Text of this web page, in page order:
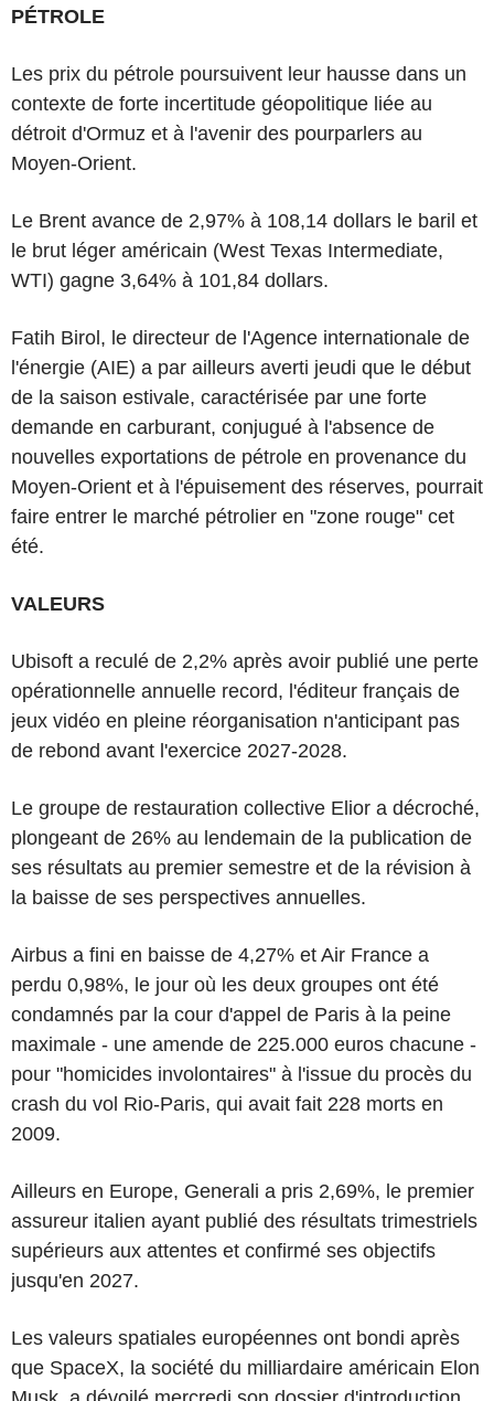
PÉTROLE
Les prix du pétrole poursuivent leur hausse dans un
contexte de forte incertitude géopolitique liée au
détroit d'Ormuz et à l'avenir des pourparlers au
Moyen-Orient.
Le Brent avance de 2,97% à 108,14 dollars le baril et
le brut léger américain (West Texas Intermediate,
WTI) gagne 3,64% à 101,84 dollars.
Fatih Birol, le directeur de l'Agence internationale de
l'énergie (AIE) a par ailleurs averti jeudi que le début
de la saison estivale, caractérisée par une forte
demande en carburant, conjugué à l'absence de
nouvelles exportations de pétrole en provenance du
Moyen-Orient et à l'épuisement des réserves, pourrait
faire entrer le marché pétrolier en "zone rouge" cet
été.
VALEURS
Ubisoft a reculé de 2,2% après avoir publié une perte
opérationnelle annuelle record, l'éditeur français de
jeux vidéo en pleine réorganisation n'anticipant pas
de rebond avant l'exercice 2027-2028.
Le groupe de restauration collective Elior a décroché,
plongeant de 26% au lendemain de la publication de
ses résultats au premier semestre et de la révision à
la baisse de ses perspectives annuelles.
Airbus a fini en baisse de 4,27% et Air France a
perdu 0,98%, le jour où les deux groupes ont été
condamnés par la cour d'appel de Paris à la peine
maximale - une amende de 225.000 euros chacune -
pour "homicides involontaires" à l'issue du procès du
crash du vol Rio-Paris, qui avait fait 228 morts en
2009.
Ailleurs en Europe, Generali a pris 2,69%, le premier
assureur italien ayant publié des résultats trimestriels
supérieurs aux attentes et confirmé ses objectifs
jusqu'en 2027.
Les valeurs spatiales européennes ont bondi après
que SpaceX, la société du milliardaire américain Elon